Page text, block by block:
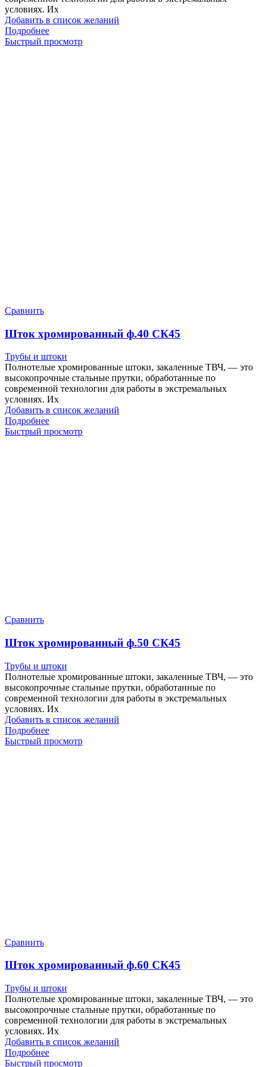
условиях. Их
Добавить в список желаний
Подробнее
Быстрый просмотр
Сравнить
Шток хромированный ф.40 СК45
Трубы и штоки
Полнотелые хромированные штоки, закаленные ТВЧ, — это
высокопрочные стальные прутки, обработанные по
современной технологии для работы в экстремальных
условиях. Их
Добавить в список желаний
Подробнее
Быстрый просмотр
Сравнить
Шток хромированный ф.50 СК45
Трубы и штоки
Полнотелые хромированные штоки, закаленные ТВЧ, — это
высокопрочные стальные прутки, обработанные по
современной технологии для работы в экстремальных
условиях. Их
Добавить в список желаний
Подробнее
Быстрый просмотр
Сравнить
Шток хромированный ф.60 СК45
Трубы и штоки
Полнотелые хромированные штоки, закаленные ТВЧ, — это
высокопрочные стальные прутки, обработанные по
современной технологии для работы в экстремальных
условиях. Их
Добавить в список желаний
Подробнее
Быстрый просмотр